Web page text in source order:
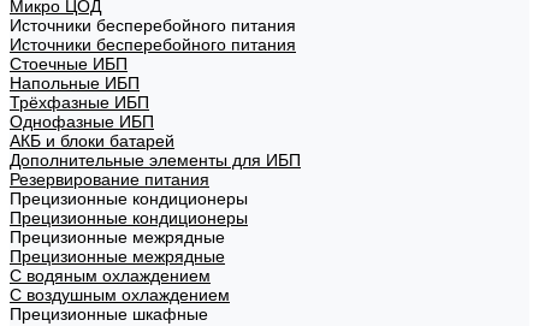
Микро ЦОД
Источники бесперебойного питания
Источники бесперебойного питания
Стоечные ИБП
Напольные ИБП
Трёхфазные ИБП
Однофазные ИБП
АКБ и блоки батарей
Дополнительные элементы для ИБП
Резервирование питания
Прецизионные кондиционеры
Прецизионные кондиционеры
Прецизионные межрядные
Прецизионные межрядные
С водяным охлаждением
С воздушным охлаждением
Прецизионные шкафные